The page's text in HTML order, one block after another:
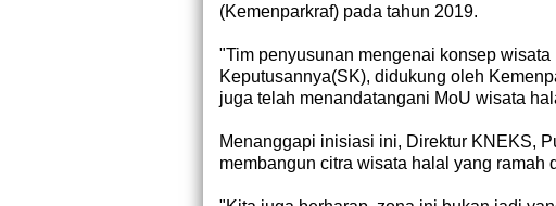
(Kemenparkraf) pada tahun 2019.
"Tim penyusunan mengenai konsep
Keputusannya(SK), didukung oleh
juga telah menandatangani MoU wisata
Menanggapi inisiasi ini, Direktur KNEKS,
membangun citra wisata halal yang